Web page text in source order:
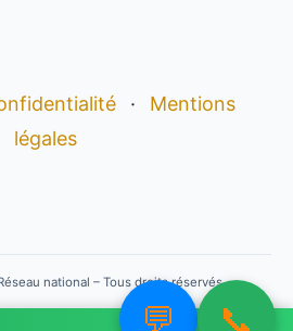
·
Mentions
légales
national – Tous droits réservés
💬 📞